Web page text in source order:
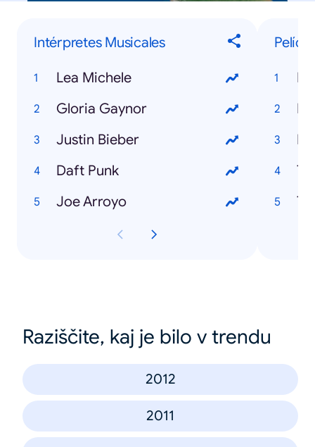
Intérpretes Musicales
Lea Michele
Gloria Gaynor
Justin Bieber
Daft Punk
Joe Arroyo
Raziščite, kaj je bilo v trendu
2012
2011